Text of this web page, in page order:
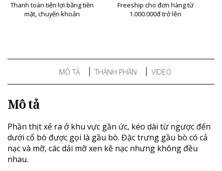
Thanh toán tiện lợi bằng tiền
mặt, chuyển khoản
Freeship cho đơn hàng từ
1.000.000đ trở lên
MÔ TẢ THÀNH PHẦN VIDEO
Mô tả
Phần thịt xẻ ra ở khu vực gần ức, kéo dài từ ngược đến
dưới cổ bò được gọi là gầu bò. Đặc trưng gầu bò có cả
nạc và mỡ, các dải mỡ xen kẽ nạc nhưng không đều
nhau.